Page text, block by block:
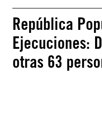
República
Ejecuciones:
otras 63